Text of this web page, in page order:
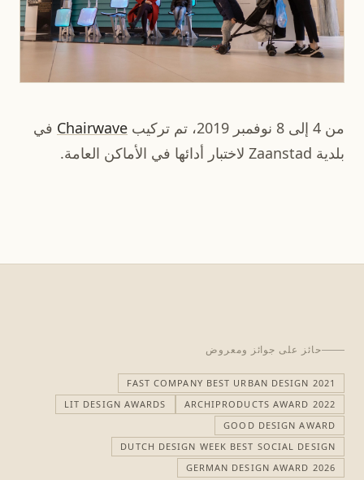
من 4 إلى 8 نوفمبر 2019، تم تركيب Chairwave في
بلدية Zaanstad لاختبار أدائها في الأماكن العامة.
حائز على جوائز ومعروض
FAST COMPANY BEST URBAN DESIGN 2021
ARCHIPRODUCTS AWARD 2022
LIT DESIGN AWARDS
GOOD DESIGN AWARD
DUTCH DESIGN WEEK BEST SOCIAL DESIGN
GERMAN DESIGN AWARD 2026